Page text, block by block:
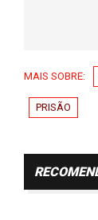
MAIS SOBRE:
PRISÃO